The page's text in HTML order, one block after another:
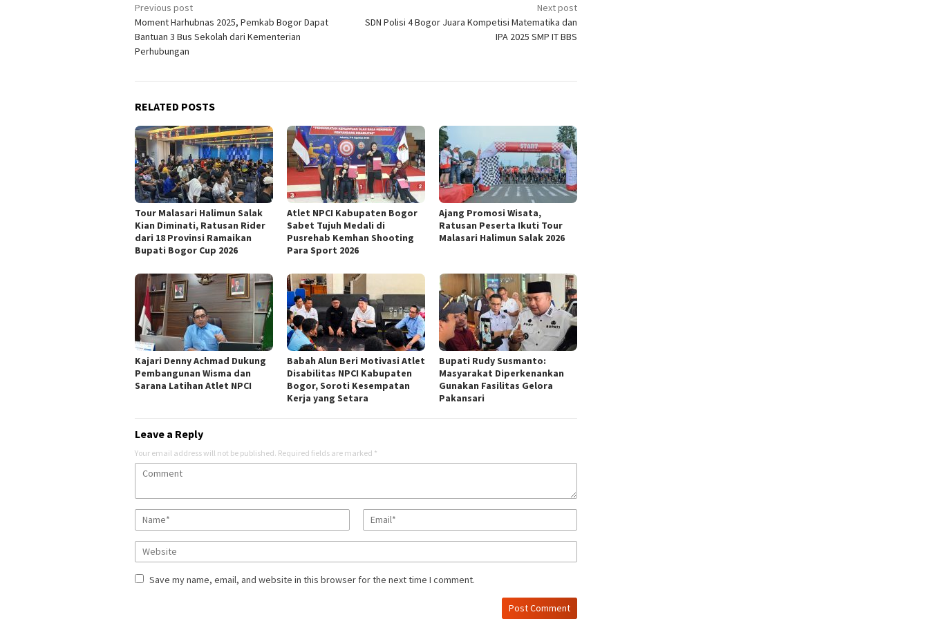
Post
navigation
Previous post
Moment Harhubnas 2025, Pemkab Bogor Dapat
Bantuan 3 Bus Sekolah dari Kementerian
Perhubungan
Next post
SDN Polisi 4 Bogor Juara Kompetisi Matematika dan
IPA 2025 SMP IT BBS
RELATED POSTS
Tour Malasari Halimun Salak
Kian Diminati, Ratusan Rider
dari 18 Provinsi Ramaikan
Bupati Bogor Cup 2026
Atlet NPCI Kabupaten Bogor
Sabet Tujuh Medali di
Pusrehab Kemhan Shooting
Para Sport 2026
Ajang Promosi Wisata,
Ratusan Peserta Ikuti Tour
Malasari Halimun Salak 2026
Kajari Denny Achmad Dukung
Pembangunan Wisma dan
Sarana Latihan Atlet NPCI
Babah Alun Beri Motivasi Atlet
Disabilitas NPCI Kabupaten
Bogor, Soroti Kesempatan
Kerja yang Setara
Bupati Rudy Susmanto:
Masyarakat Diperkenankan
Gunakan Fasilitas Gelora
Pakansari
Leave a Reply
Your email address will not be published. Required fields are marked *
Save my name, email, and website in this browser for the next time I comment.